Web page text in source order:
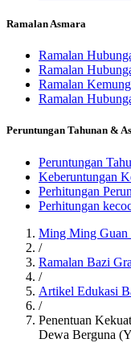
Ramalan Asmara
Ramalan
Ramalan
Ramalan
Ramalan
Peruntungan Tahunan &
Peruntungan
Keberuntungan
Perhitungan
Perhitungan
Ming Ming Guan
/
Ramalan Bazi
/
Artikel Edukasi
/
Penentuan
Dewa Berguna